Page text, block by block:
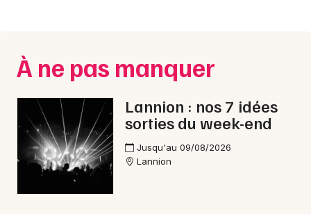
Sports
Soirées
Sorties famille
Expos
Paris
Strasbourg
Toulouse
Toutes les villes
À ne pas manquer
Lannion : nos 7 idées
sorties du week-end
Jusqu'au 09/08/2026
Lannion